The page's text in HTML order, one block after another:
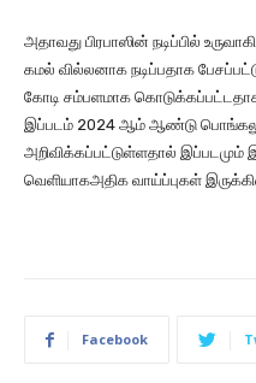
அதாவது பிரபாஸின் நடிப்பில்
கமல் வில்லனாக நடிப்பதாக
கோடி சம்பளமாக
இப்படம் 2024 ஆம் ஆண்டு
அறிவிக்கப்பட்டுள்ளதால் இப்படமும்
வெளியாகஅதிக வாய்ப்புகள்
Facebook